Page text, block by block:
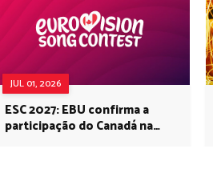
JUL 01, 2026
ESC 2027: EBU confirma a
participação do Canadá na